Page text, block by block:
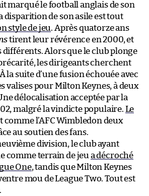
marqué le football anglais de son
disparition de son asile est tout
style de jeu. Après quatorze ans
tirent leur révérence en 2000, et
différents. Alors que le club plonge
les dirigeants cherchent
la suite d’une fusion échouée avec
valises pour Milton Keynes, à deux
délocalisation acceptée par la
malgré la vindicte populaire. Le
comme l’AFC Wimbledon deux
au soutien des fans.
division, le club ayant
comme terrain de jeu a décroché
One, tandis que Milton Keynes
mou de League Two. Tout est